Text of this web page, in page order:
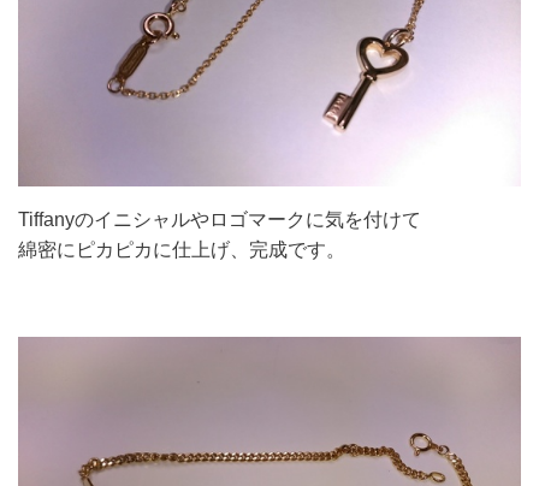
Tiffanyのイニシャルやロゴマークに気を付けて
綿密にピカピカに仕上げ、完成です。